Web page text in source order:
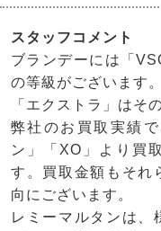
スタッフコメント
ブランデーには「
の等級がございます。
「エクストラ」はそ
弊社のお買取実績
ン」「XO」より買
す。買取金額もそれ
向にございます。
レミーマルタンは、